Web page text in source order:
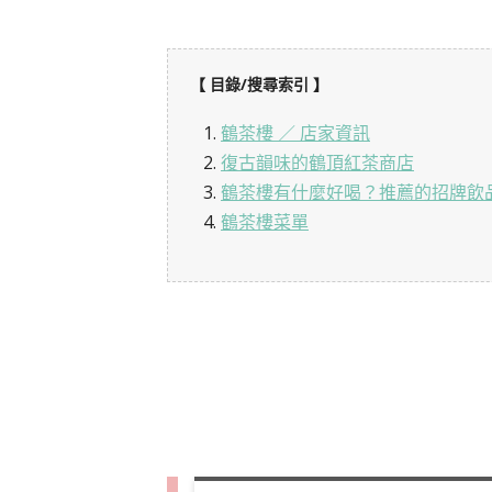
【 目錄/搜尋索引 】
1. 鶴茶樓 ／ 店家資訊
2. 復古韻味的鶴頂紅茶商店
3. 鶴茶樓有什麼好喝？推薦的招牌飲
4. 鶴茶樓菜單